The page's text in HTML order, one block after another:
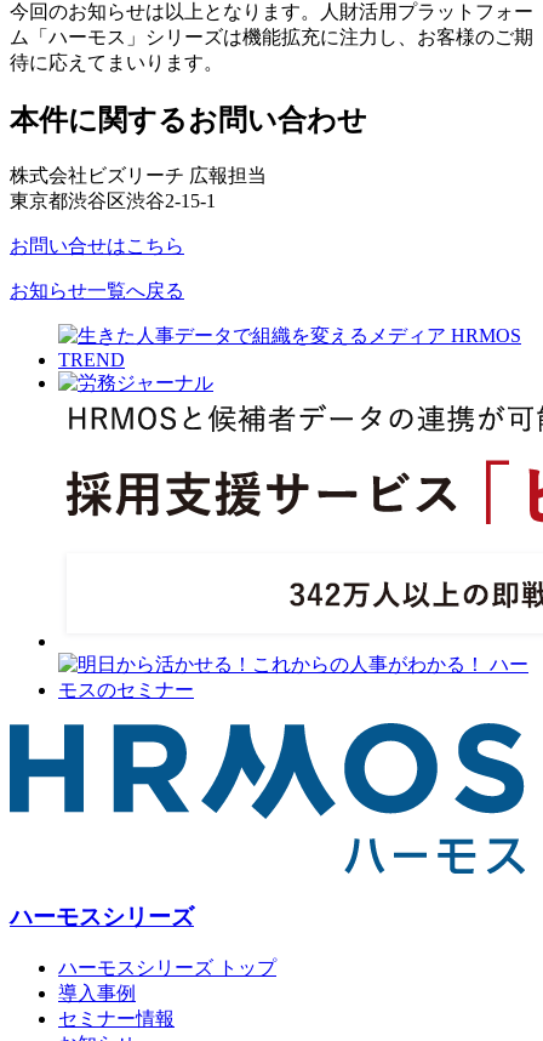
今回のお知らせは以上となります。人財活用プラットフォー
ム「ハーモス」シリーズは機能拡充に注力し、お客様のご期
待に応えてまいります。
本件に関するお問い合わせ
株式会社ビズリーチ 広報担当
東京都渋谷区渋谷2-15-1
お問い合せはこちら
お知らせ一覧へ戻る
ハーモスシリーズ
ハーモスシリーズ トップ
導入事例
セミナー情報